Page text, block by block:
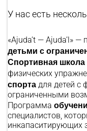
У нас есть
«Ajuda’t — Ajuda’l»
детьми с
Спортивная школа
физических
спорта для детей
ограниченными
Программа
специалистов,
инкапаситирующих